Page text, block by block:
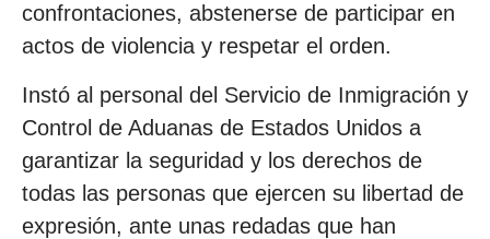
confrontaciones, abstenerse de participar en
actos de violencia y respetar el orden.
Instó al personal del Servicio de Inmigración y
Control de Aduanas de Estados Unidos a
garantizar la seguridad y los derechos de
todas las personas que ejercen su libertad de
expresión, ante unas redadas que han